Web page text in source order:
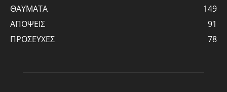
ΘΑΥΜΑΤΑ
149
ΑΠΟΨΕΙΣ
91
ΠΡΟΣΕΥΧΕΣ
78